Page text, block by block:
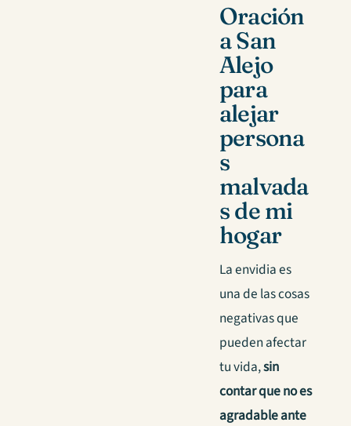
Oración
a San
Alejo
para
alejar
persona
s
malvada
s de mi
hogar
La envidia es
una de las cosas
negativas que
pueden afectar
tu vida,sin
contar que no es
agradable ante